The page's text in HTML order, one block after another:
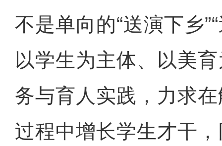
不是单向的“送演下乡
以学生为主体、以美
务与育人实践，力求
过程中增长学生才干